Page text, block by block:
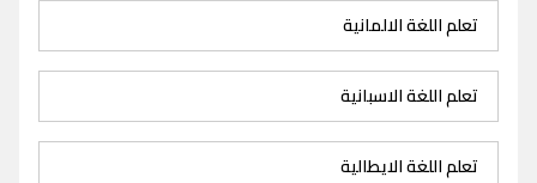
تعلم اللغة الالمانية
تعلم اللغة الاسبانية
تعلم اللغة الايطالية